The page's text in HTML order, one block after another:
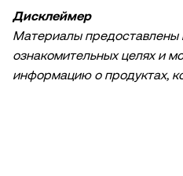
Дисклеймер
Материалы предоставлены
ознакомительных целях и
информацию о продуктах,
вашем регионе. Они не